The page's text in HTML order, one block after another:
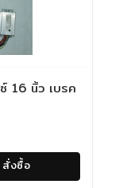
16 นิ้ว เบรค
สั่งซื้อ